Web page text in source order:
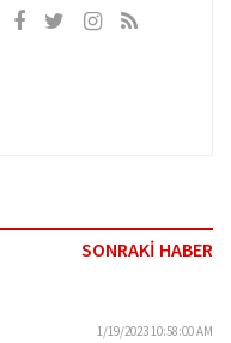
SONRAKİ HABER
1/19/2023 10:58:00 AM